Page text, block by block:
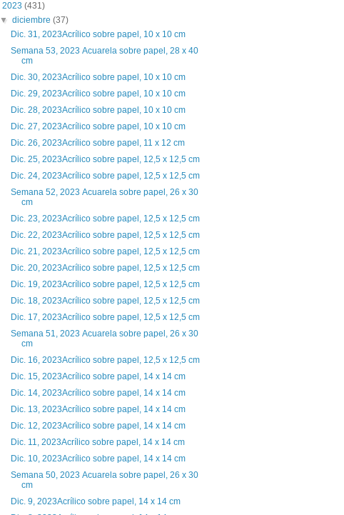
2023 (431)
▼diciembre(37)
Dic. 31, 2023Acrílico sobre papel, 10 x 10 cm
Semana 53, 2023 Acuarela sobre papel, 28 x 40
cm
Dic. 30, 2023Acrílico sobre papel, 10 x 10 cm
Dic. 29, 2023Acrílico sobre papel, 10 x 10 cm
Dic. 28, 2023Acrílico sobre papel, 10 x 10 cm
Dic. 27, 2023Acrílico sobre papel, 10 x 10 cm
Dic. 26, 2023Acrílico sobre papel, 11 x 12 cm
Dic. 25, 2023Acrílico sobre papel, 12,5 x 12,5 cm
Dic. 24, 2023Acrílico sobre papel, 12,5 x 12,5 cm
Semana 52, 2023 Acuarela sobre papel, 26 x 30
cm
Dic. 23, 2023Acrílico sobre papel, 12,5 x 12,5 cm
Dic. 22, 2023Acrílico sobre papel, 12,5 x 12,5 cm
Dic. 21, 2023Acrílico sobre papel, 12,5 x 12,5 cm
Dic. 20, 2023Acrílico sobre papel, 12,5 x 12,5 cm
Dic. 19, 2023Acrílico sobre papel, 12,5 x 12,5 cm
Dic. 18, 2023Acrílico sobre papel, 12,5 x 12,5 cm
Dic. 17, 2023Acrílico sobre papel, 12,5 x 12,5 cm
Semana 51, 2023 Acuarela sobre papel, 26 x 30
cm
Dic. 16, 2023Acrílico sobre papel, 12,5 x 12,5 cm
Dic. 15, 2023Acrílico sobre papel, 14 x 14 cm
Dic. 14, 2023Acrílico sobre papel, 14 x 14 cm
Dic. 13, 2023Acrílico sobre papel, 14 x 14 cm
Dic. 12, 2023Acrílico sobre papel, 14 x 14 cm
Dic. 11, 2023Acrílico sobre papel, 14 x 14 cm
Dic. 10, 2023Acrílico sobre papel, 14 x 14 cm
Semana 50, 2023 Acuarela sobre papel, 26 x 30
cm
Dic. 9, 2023Acrílico sobre papel, 14 x 14 cm